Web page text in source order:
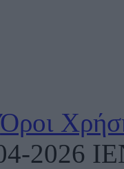
Όροι
2026